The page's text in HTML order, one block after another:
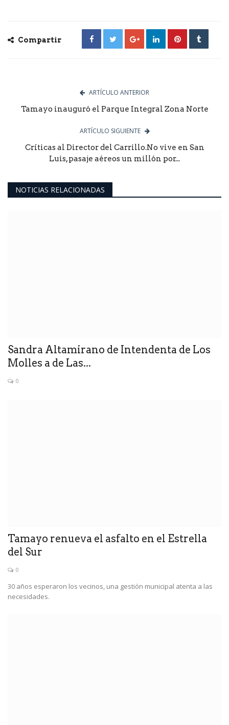
Compartir
ARTÍCULO ANTERIOR
Tamayo inauguró el Parque Integral Zona Norte
ARTÍCULO SIGUIENTE
Críticas al Director del Carrillo.No vive en San
Luis, pasaje aéreos un millón por...
NOTICIAS RELACIONADAS
Sandra Altamirano de Intendenta de Los
Molles a de Las...
0
Tamayo renueva el asfalto en el Estrella
del Sur
0
30 años esperaron los vecinos, una gestión municipal atenta a las
necesidades.